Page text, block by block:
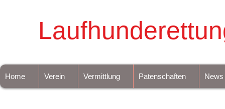
Home Verein Vermittlung Patenschaften News